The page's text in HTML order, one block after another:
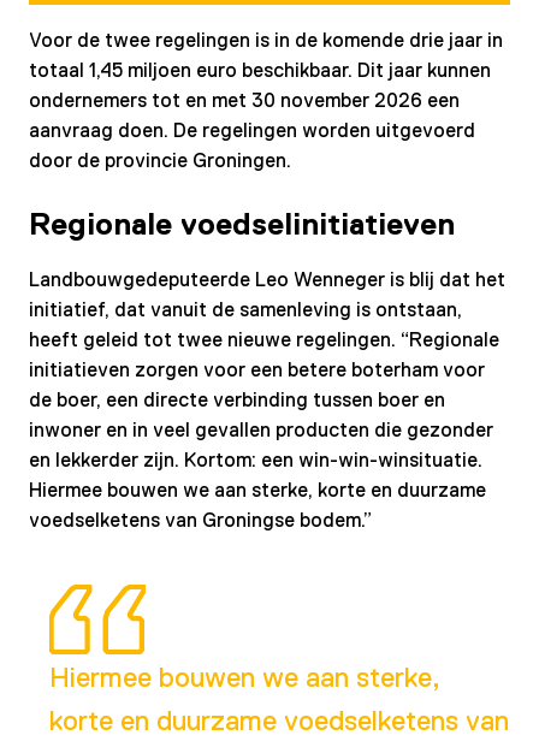
Voor de twee regelingen is in de komende drie jaar in
totaal 1,45 miljoen euro beschikbaar. Dit jaar kunnen
ondernemers tot en met 30 november 2026 een
aanvraag doen. De regelingen worden uitgevoerd
door de provincie Groningen.
Regionale voedselinitiatieven
Landbouwgedeputeerde Leo Wenneger is blij dat het
initiatief, dat vanuit de samenleving is ontstaan,
heeft geleid tot twee nieuwe regelingen. “Regionale
initiatieven zorgen voor een betere boterham voor
de boer, een directe verbinding tussen boer en
inwoner en in veel gevallen producten die gezonder
en lekkerder zijn. Kortom: een win-win-winsituatie.
Hiermee bouwen we aan sterke, korte en duurzame
voedselketens van Groningse bodem.”
Hiermee bouwen we aan sterke,
korte en duurzame voedselketens van